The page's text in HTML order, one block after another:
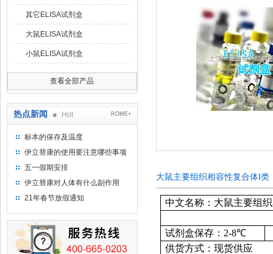
其它ELISA试剂盒
大鼠ELISA试剂盒
小鼠ELISA试剂盒
查看全部产品
热点新闻 Hot ROME+
标本的保存及温度
伊立替康的使用要注意哪些事项
五一假期安排
伊立替康对人体有什么副作用
21年春节放假通知
大鼠主要组织相容性复合体Ⅰ类
中文名称：大鼠主要组
试剂盒保存： 2-8℃
供货方式：现货供应